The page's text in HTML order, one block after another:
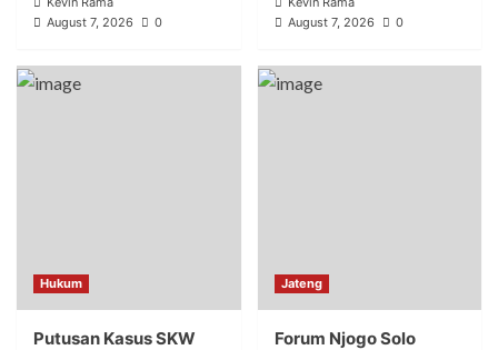
August 7, 2026
0
August 7, 2026
0
Hukum
Putusan Kasus SKW
Jateng
Forum Njogo Solo